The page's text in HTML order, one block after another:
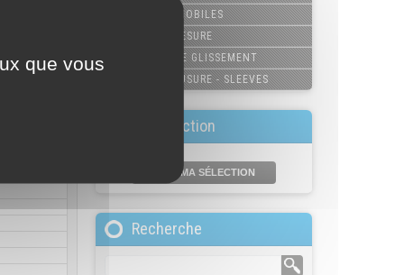
JOINTS AUTOMOBILES
JOINTS SUR-MESURE
COUSSINETS DE GLISSEMENT
MANCHONS D'USURE - SLEEVES
Ma sélection
VOIR MA SÉLECTION
Recherche
que vous